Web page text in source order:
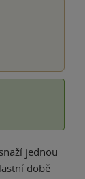
jednou
době